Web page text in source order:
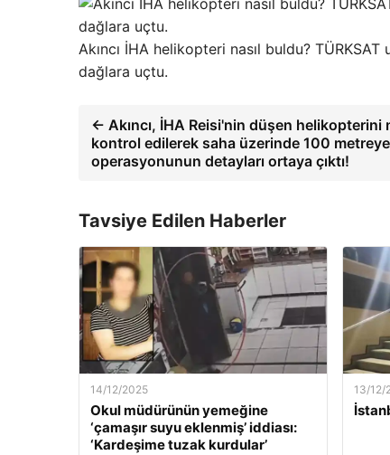
Akıncı İHA helikopteri nasıl buldu?
dağlara uçtu.
← Akıncı, İHA Reisi'nin düşen helikopterini
kontrol edilerek saha üzerinde 100
operasyonunun detayları ortaya çıktı!
Tavsiye Edilen Haberler
14/12/2025
Okul müdürünün yemeğine
‘çamaşır suyu eklenmiş’ iddiası:
‘Kardeşime tuzak kurdular’
13/12/